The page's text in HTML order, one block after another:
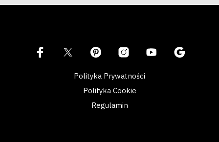
Polityka Prywatności
Polityka Cookie
Regulamin